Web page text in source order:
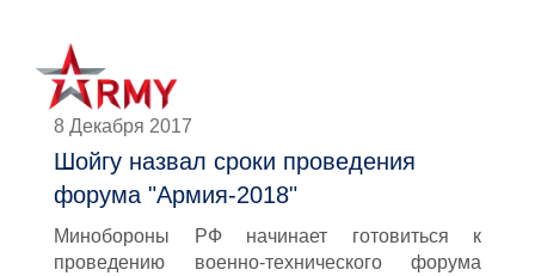
8 Декабря 2017
Шойгу назвал сроки проведения
форума "Армия-2018"
Минобороны РФ начинает готовиться к
проведению военно-технического форума